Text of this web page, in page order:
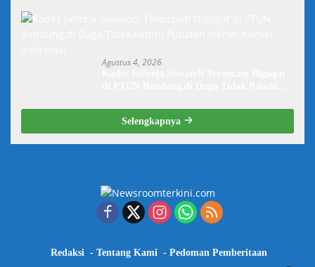
Agustus 4, 2026
Selengkapnya
Redaksi Tentang Kami
Pedoman Pemberitaan